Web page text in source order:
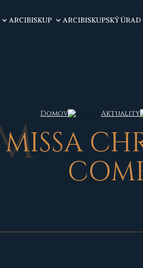
ARCIBISKUP ARCIBISKUPSKÝ ÚRAD
Domov Aktuality
MISSA